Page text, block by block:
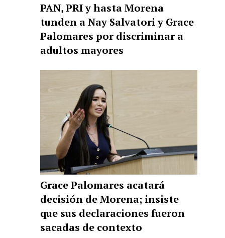
PAN, PRI y hasta Morena
tunden a Nay Salvatori y Grace
Palomares por discriminar a
adultos mayores
Grace Palomares acatará
decisión de Morena; insiste
que sus declaraciones fueron
sacadas de contexto